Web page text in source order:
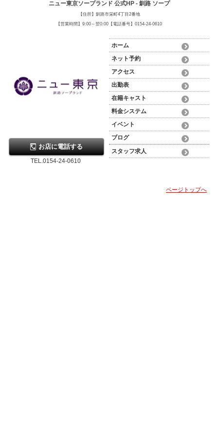
ニュー東京ソープランド 公式HP - 釧路 ソープ
【住所】釧路市栄町4丁目2番地
【営業時間】9:00～翌0:00【電話番号】0154-24-0610
お店に電話する
TEL.0154-24-0610
ホーム
ネット予約
アクセス
出勤表
在籍キャスト
料金システム
イベント
ブログ
スタッフ求人
ページトップへ